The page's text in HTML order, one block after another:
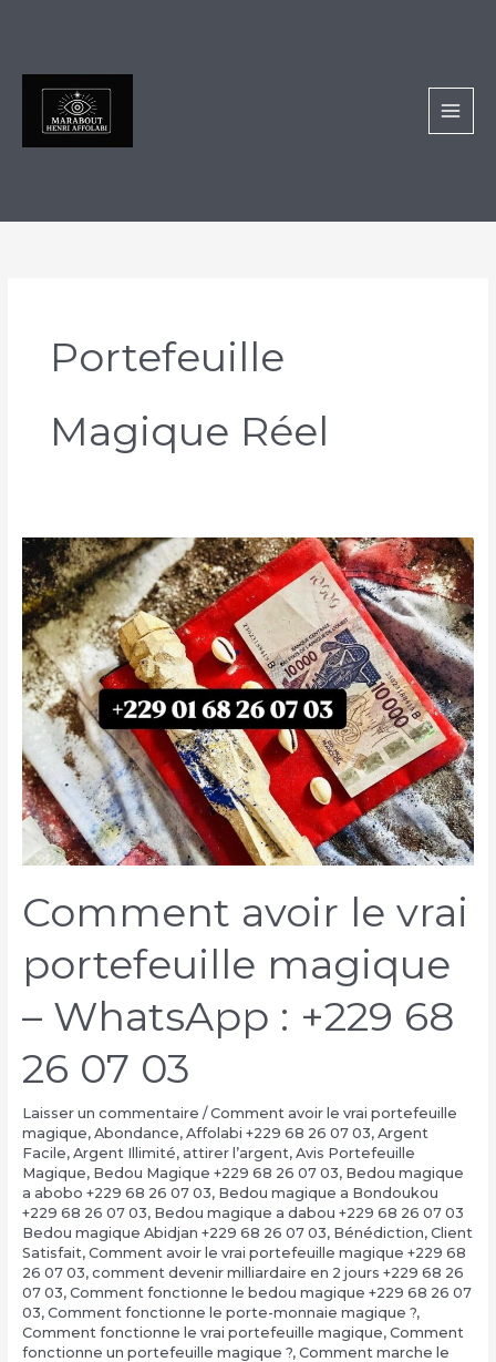
Portefeuille
Magique Réel
Comment avoir le vrai
portefeuille magique
– WhatsApp : +229 68
26 07 03
Laisser un commentaire /Comment avoir le vrai portefeuille
magique, Abondance, Affolabi +229 68 26 07 03, Argent
Facile, Argent Illimité, attirer l’argent, Avis Portefeuille
Magique, Bedou Magique +229 68 26 07 03, Bedou magique
a abobo +229 68 26 07 03, Bedou magique a Bondoukou
+229 68 26 07 03, Bedou magique a dabou +229 68 26 07 03
Bedou magique Abidjan +229 68 26 07 03, Bénédiction, Client
Satisfait, Comment avoir le vrai portefeuille magique +229 68
26 07 03, comment devenir milliardaire en 2 jours +229 68 26
07 03, Comment fonctionne le bedou magique +229 68 26 07
03, Comment fonctionne le porte-monnaie magique ?,
Comment fonctionne le vrai portefeuille magique, Comment
fonctionne un portefeuille magique ?, Comment marche le